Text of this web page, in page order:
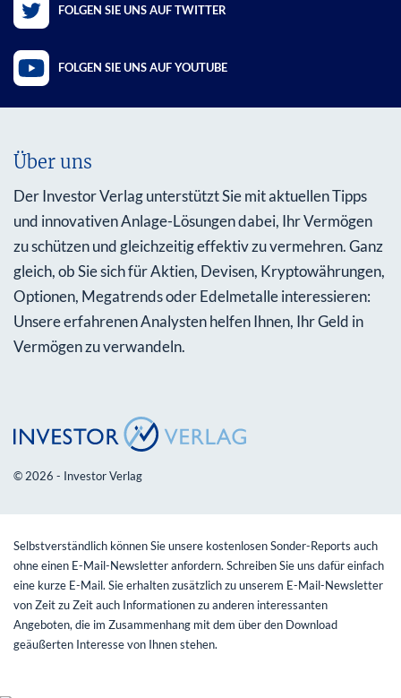
FOLGEN SIE UNS AUF TWITTER
FOLGEN SIE UNS AUF YOUTUBE
Über uns
Der Investor Verlag unterstützt Sie mit aktuellen Tipps
und innovativen Anlage-Lösungen dabei, Ihr Vermögen
zu schützen und gleichzeitig effektiv zu vermehren. Ganz
gleich, ob Sie sich für Aktien, Devisen, Kryptowährungen,
Optionen, Megatrends oder Edelmetalle interessieren:
Unsere erfahrenen Analysten helfen Ihnen, Ihr Geld in
Vermögen zu verwandeln.
© 2026 - Investor Verlag
Selbstverständlich können Sie unsere kostenlosen Sonder-Reports auch
ohne einen E-Mail-Newsletter anfordern. Schreiben Sie uns dafür einfach
eine kurze E-Mail. Sie erhalten zusätzlich zu unserem E-Mail-Newsletter
von Zeit zu Zeit auch Informationen zu anderen interessanten
Angeboten, die im Zusammenhang mit dem über den Download
geäußerten Interesse von Ihnen stehen.